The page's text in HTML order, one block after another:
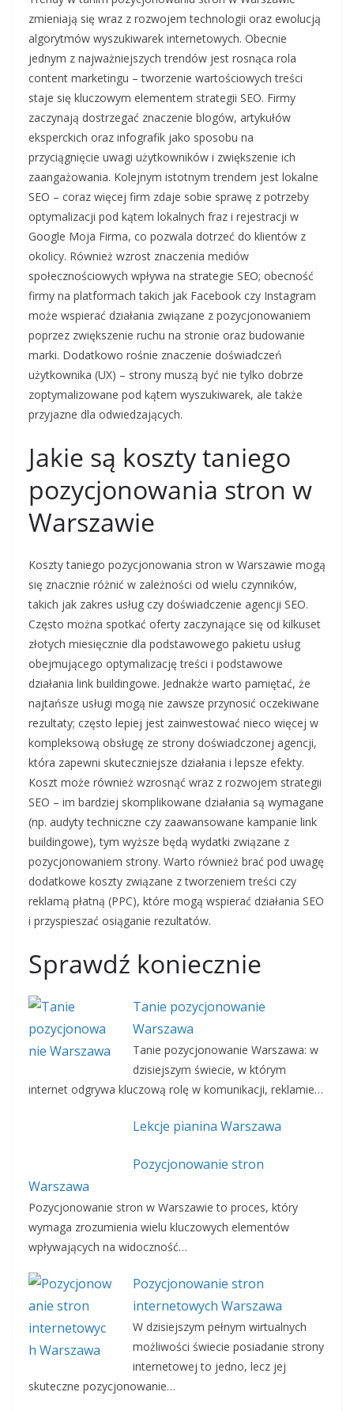
zmieniają się wraz z rozwojem technologii oraz ewolucją
algorytmów wyszukiwarek internetowych. Obecnie
jednym z najważniejszych trendów jest rosnąca rola
content marketingu – tworzenie wartościowych treści
staje się kluczowym elementem strategii SEO. Firmy
zaczynają dostrzegać znaczenie blogów, artykułów
eksperckich oraz infografik jako sposobu na
przyciągnięcie uwagi użytkowników i zwiększenie ich
zaangażowania. Kolejnym istotnym trendem jest lokalne
SEO – coraz więcej firm zdaje sobie sprawę z potrzeby
optymalizacji pod kątem lokalnych fraz i rejestracji w
Google Moja Firma, co pozwala dotrzeć do klientów z
okolicy. Również wzrost znaczenia mediów
społecznościowych wpływa na strategie SEO; obecność
firmy na platformach takich jak Facebook czy Instagram
może wspierać działania związane z pozycjonowaniem
poprzez zwiększenie ruchu na stronie oraz budowanie
marki. Dodatkowo rośnie znaczenie doświadczeń
użytkownika (UX) – strony muszą być nie tylko dobrze
zoptymalizowane pod kątem wyszukiwarek, ale także
przyjazne dla odwiedzających.
Jakie są koszty taniego
pozycjonowania stron w
Warszawie
Koszty taniego pozycjonowania stron w Warszawie mogą
się znacznie różnić w zależności od wielu czynników,
takich jak zakres usług czy doświadczenie agencji SEO.
Często można spotkać oferty zaczynające się od kilkuset
złotych miesięcznie dla podstawowego pakietu usług
obejmującego optymalizację treści i podstawowe
działania link buildingowe. Jednakże warto pamiętać, że
najtańsze usługi mogą nie zawsze przynosić oczekiwane
rezultaty; często lepiej jest zainwestować nieco więcej w
kompleksową obsługę ze strony doświadczonej agencji,
która zapewni skuteczniejsze działania i lepsze efekty.
Koszt może również wzrosnąć wraz z rozwojem strategii
SEO – im bardziej skomplikowane działania są wymagane
(np. audyty techniczne czy zaawansowane kampanie link
buildingowe), tym wyższe będą wydatki związane z
pozycjonowaniem strony. Warto również brać pod uwagę
dodatkowe koszty związane z tworzeniem treści czy
reklamą płatną (PPC), które mogą wspierać działania SEO
i przyspieszać osiąganie rezultatów.
Sprawdź koniecznie
Tanie pozycjonowanie
Warszawa
Tanie pozycjonowanie Warszawa: w
dzisiejszym świecie, w którym
internet odgrywa kluczową rolę w komunikacji, reklamie…
Lekcje pianina Warszawa
Pozycjonowanie stron
Warszawa
Pozycjonowanie stron w Warszawie to proces, który
wymaga zrozumienia wielu kluczowych elementów
wpływających na widoczność…
Pozycjonowanie stron
internetowych Warszawa
W dzisiejszym pełnym wirtualnych
możliwości świecie posiadanie strony
internetowej to jedno, lecz jej
skuteczne pozycjonowanie…